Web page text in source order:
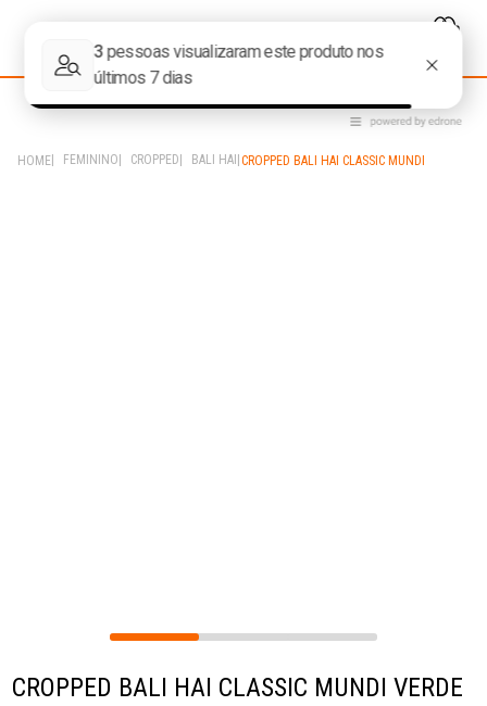
FEMININO CROPPED BALI HAI CROPPED BALI HAI CLASSIC MUNDI
CROPPED BALI HAI CLASSIC MUNDI VERDE